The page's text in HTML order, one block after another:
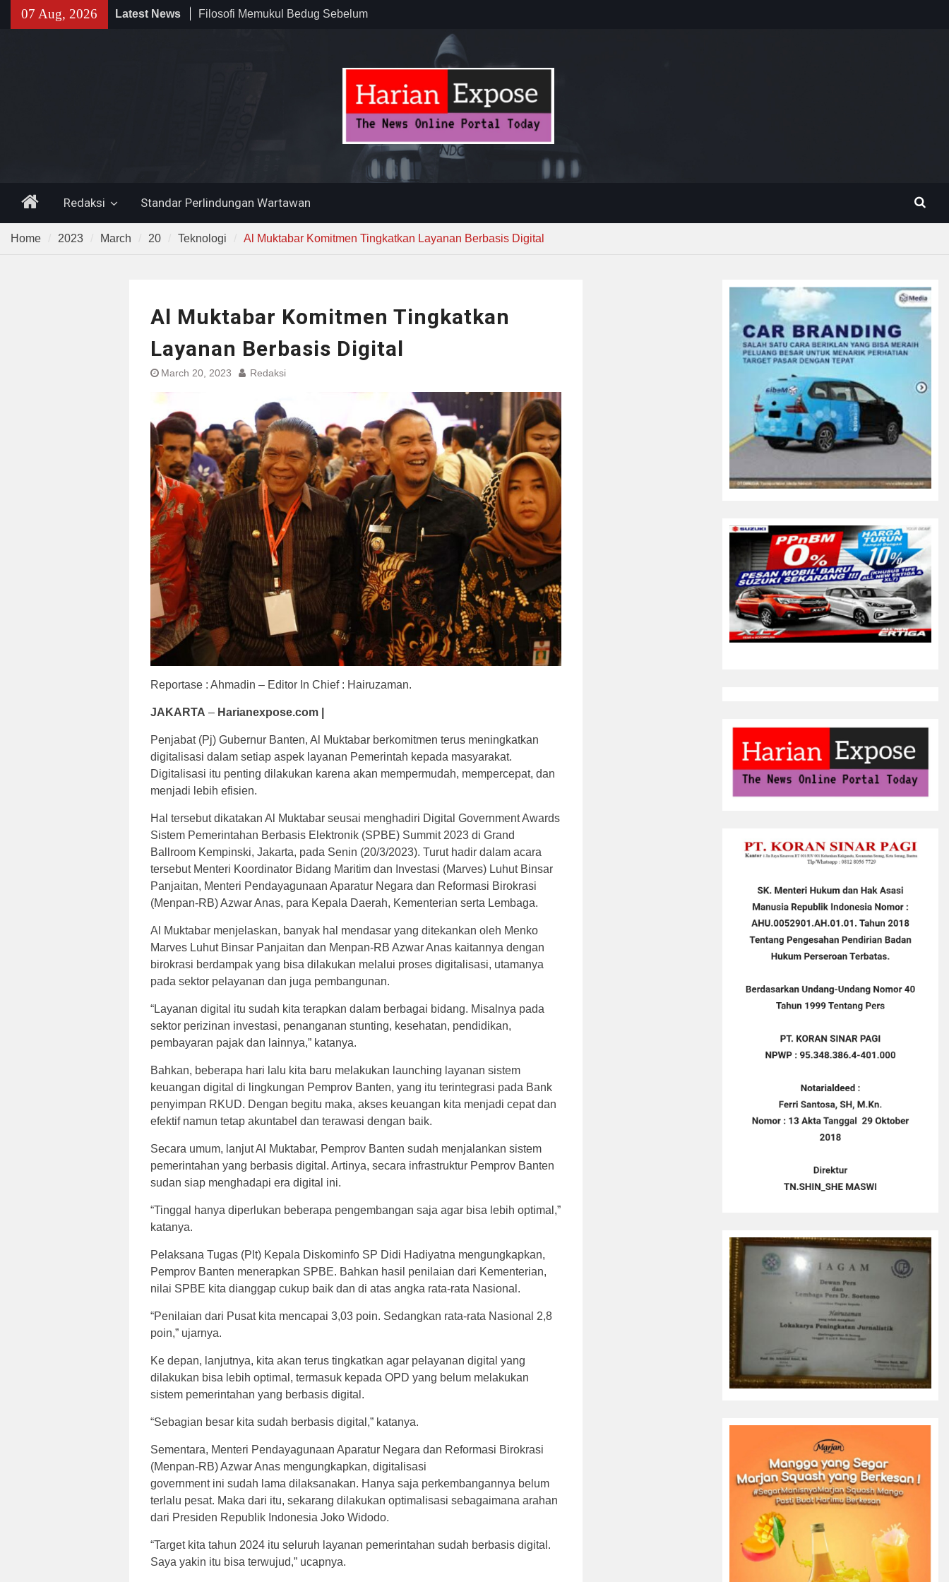
07 Aug, 2026 Latest News
Sholat Jum’at
Lama, DPR Minta Diusut Tuntas
HomeRedaksi Standar Perlindungan Wartawan
Home 2023 March 20 Teknologi Al Muktabar Komitmen Tingkatkan Layanan Berbasis Digital
Al Muktabar Komitmen Tingkatkan
Layanan Berbasis Digital
March 20, 2023 Redaksi
Reportase : Ahmadin – Editor In Chief : Hairuzaman.
JAKARTA – Harianexpose.com |
Penjabat (Pj) Gubernur Banten, Al Muktabar berkomitmen terus meningkatkan
digitalisasi dalam setiap aspek layanan Pemerintah kepada masyarakat.
Digitalisasi itu penting dilakukan karena akan mempermudah, mempercepat, dan
menjadi lebih efisien.
Hal tersebut dikatakan Al Muktabar seusai menghadiri Digital Government Awards
Sistem Pemerintahan Berbasis Elektronik (SPBE) Summit 2023 di Grand
Ballroom Kempinski, Jakarta, pada Senin (20/3/2023). Turut hadir dalam acara
tersebut Menteri Koordinator Bidang Maritim dan Investasi (Marves) Luhut Binsar
Panjaitan, Menteri Pendayagunaan Aparatur Negara dan Reformasi Birokrasi
(Menpan-RB) Azwar Anas, para Kepala Daerah, Kementerian serta Lembaga.
Al Muktabar menjelaskan, banyak hal mendasar yang ditekankan oleh Menko
Marves Luhut Binsar Panjaitan dan Menpan-RB Azwar Anas kaitannya dengan
birokrasi berdampak yang bisa dilakukan melalui proses digitalisasi, utamanya
pada sektor pelayanan dan juga pembangunan.
“Layanan digital itu sudah kita terapkan dalam berbagai bidang. Misalnya pada
sektor perizinan investasi, penanganan stunting, kesehatan, pendidikan,
pembayaran pajak dan lainnya,” katanya.
Bahkan, beberapa hari lalu kita baru melakukan launching layanan sistem
keuangan digital di lingkungan Pemprov Banten, yang itu terintegrasi pada Bank
penyimpan RKUD. Dengan begitu maka, akses keuangan kita menjadi cepat dan
efektif namun tetap akuntabel dan terawasi dengan baik.
Secara umum, lanjut Al Muktabar, Pemprov Banten sudah menjalankan sistem
pemerintahan yang berbasis digital. Artinya, secara infrastruktur Pemprov Banten
sudan siap menghadapi era digital ini.
“Tinggal hanya diperlukan beberapa pengembangan saja agar bisa lebih optimal,”
katanya.
Pelaksana Tugas (Plt) Kepala Diskominfo SP Didi Hadiyatna mengungkapkan,
Pemprov Banten menerapkan SPBE. Bahkan hasil penilaian dari Kementerian,
nilai SPBE kita dianggap cukup baik dan di atas angka rata-rata Nasional.
“Penilaian dari Pusat kita mencapai 3,03 poin. Sedangkan rata-rata Nasional 2,8
poin,” ujarnya.
Ke depan, lanjutnya, kita akan terus tingkatkan agar pelayanan digital yang
dilakukan bisa lebih optimal, termasuk kepada OPD yang belum melakukan
sistem pemerintahan yang berbasis digital.
“Sebagian besar kita sudah berbasis digital,” katanya.
Sementara, Menteri Pendayagunaan Aparatur Negara dan Reformasi Birokrasi
(Menpan-RB) Azwar Anas mengungkapkan, digitalisasi
government ini sudah lama dilaksanakan. Hanya saja perkembangannya belum
terlalu pesat. Maka dari itu, sekarang dilakukan optimalisasi sebagaimana arahan
dari Presiden Republik Indonesia Joko Widodo.
“Target kita tahun 2024 itu seluruh layanan pemerintahan sudah berbasis digital.
Saya yakin itu bisa terwujud,” ucapnya.